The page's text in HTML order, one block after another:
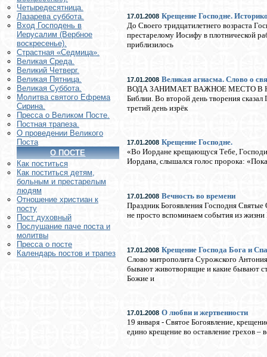
Четыредесятница.
Лазарева суббота.
Вход Господень в
Иерусалим (Вербное
воскресенье).
Страстная «Седмица».
Великая Среда.
Великий Четверг.
Великая Пятница.
Великая Суббота.
Молитва святого Ефрема
Сирина.
Пресса о Великом Посте.
Постная трапеза.
О проведении Великого
Поста
О ПОСТЕ
Как поститься
Как поститься детям,
больным и престарелым
людям
Отношение христиан к
посту
Пост духовный
Послушание паче поста и
молитвы
Пресса о посте
Календарь постов и трапез
17.01.2008 Крещение Господне.
До Своего тридцатилетнего возраста
престарелому Иосифу в плотнической
приблизилось
17.01.2008 Великая агиасма. Слово о
ВОДА ЗАНИМАЕТ ВАЖНОЕ МЕСТО В
Библии. Во второй день творения
третий день изрёк
17.01.2008 Крещение Господне.
«Во Иордане крещающуся Тебе,
Иордана, слышался голос пророка:
17.01.2008 Вечность во времени
Праздник Богоявления Господня
не просто вспоминаем события из
17.01.2008 Крещение Господа Бога и
Слово митрополита Сурожского
бывают животворящие и какие бывают
Божие и
17.01.2008 О любви и жертвенности
19 января - Святое Богоявление,
едино крещение во оставление грехов –